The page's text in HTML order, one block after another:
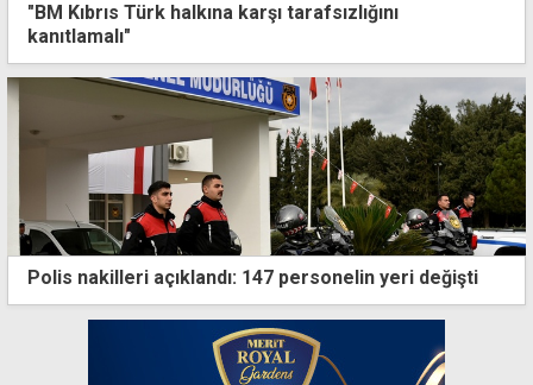
"BM Kıbrıs Türk halkına karşı tarafsızlığını
kanıtlamalı"
Polis nakilleri açıklandı: 147 personelin yeri değişti